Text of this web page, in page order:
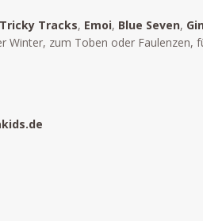
Tricky Tracks, Emoi, Blue Seven,
zum Toben oder